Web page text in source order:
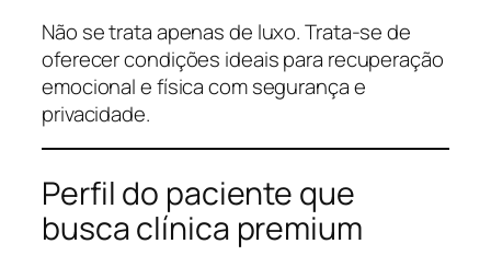
Não se trata apenas de luxo. Trata-se de
oferecer condições ideais para recuperação
emocional e física com segurança e
privacidade.
Perfil do paciente que
busca clínica premium